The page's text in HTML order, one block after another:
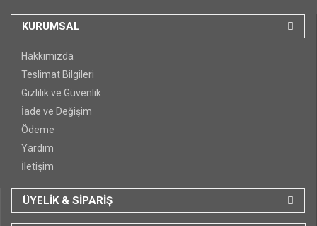
KURUMSAL
Hakkımızda
Teslimat Bilgileri
Gizlilik ve Güvenlik
İade ve Değişim
Ödeme
Yardım
İletişim
ÜYELİK & SİPARİŞ